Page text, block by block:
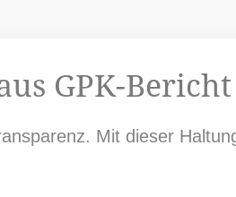
GPK-Bericht
Mit dieser